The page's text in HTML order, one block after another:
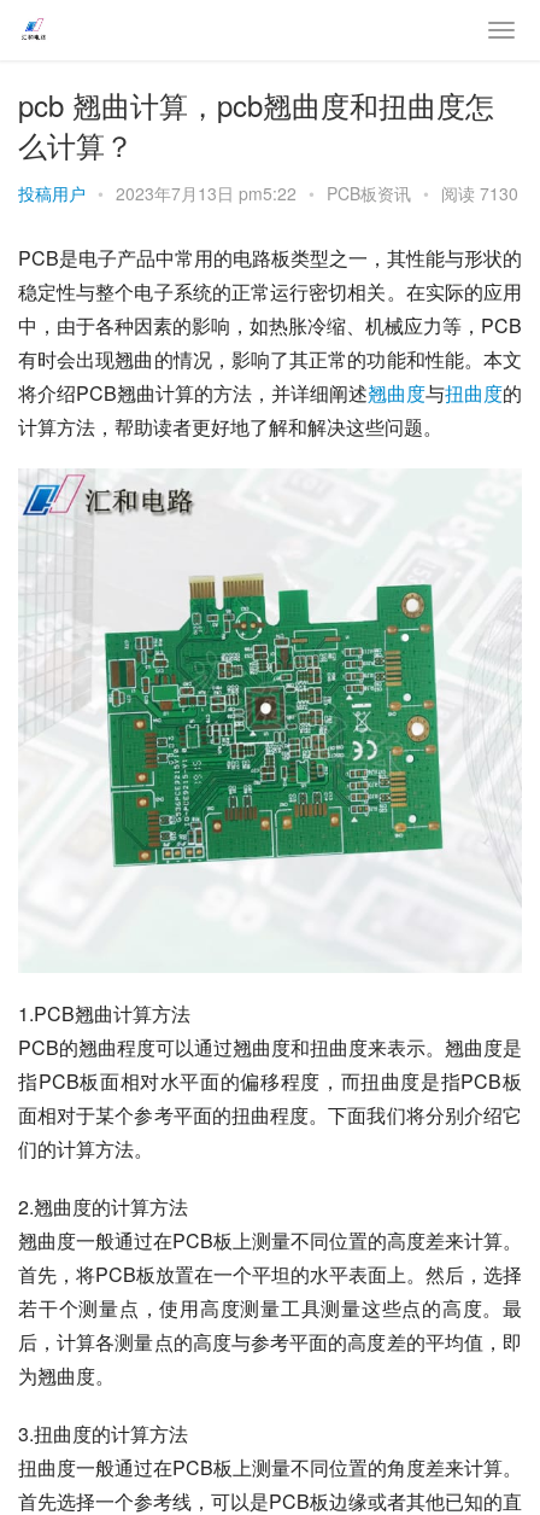
pcb 翘曲计算，pcb翘曲度和扭曲度怎
么计算？
投稿用户 • 2023年7月13日 pm5:22 • PCB板资讯 • 阅读 7130
PCB是电子产品中常用的电路板类型之一，其性能与形状的
稳定性与整个电子系统的正常运行密切相关。在实际的应用
中，由于各种因素的影响，如热胀冷缩、机械应力等，PCB
有时会出现翘曲的情况，影响了其正常的功能和性能。本文
将介绍PCB翘曲计算的方法，并详细阐述翘曲度与扭曲度的
计算方法，帮助读者更好地了解和解决这些问题。
1.PCB翘曲计算方法
PCB的翘曲程度可以通过翘曲度和扭曲度来表示。翘曲度是
指PCB板面相对水平面的偏移程度，而扭曲度是指PCB板
面相对于某个参考平面的扭曲程度。下面我们将分别介绍它
们的计算方法。
2.翘曲度的计算方法
翘曲度一般通过在PCB板上测量不同位置的高度差来计算。
首先，将PCB板放置在一个平坦的水平表面上。然后，选择
若干个测量点，使用高度测量工具测量这些点的高度。最
后，计算各测量点的高度与参考平面的高度差的平均值，即
为翘曲度。
3.扭曲度的计算方法
扭曲度一般通过在PCB板上测量不同位置的角度差来计算。
首先选择一个参考线，可以是PCB板边缘或者其他已知的直